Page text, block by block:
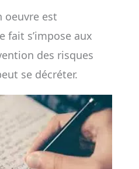
oeuvre est
fait s’impose aux
des risques
se décréter.